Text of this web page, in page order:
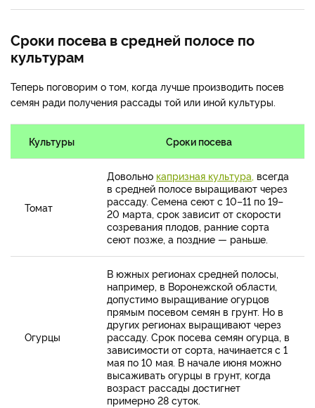
Сроки посева в средней полосе по
культурам
Теперь поговорим о том, когда лучше производить посев
семян ради получения рассады той или иной культуры.
Культуры Сроки посева
Томат
Довольно капризная культура, всегда
в средней полосе выращивают через
рассаду. Семена сеют с 10–11 по 19–
20 марта, срок зависит от скорости
созревания плодов, ранние сорта
сеют позже, а поздние — раньше.
Огурцы
В южных регионах средней полосы,
например, в Воронежской области,
допустимо выращивание огурцов
прямым посевом семян в грунт. Но в
других регионах выращивают через
рассаду. Срок посева семян огурца, в
зависимости от сорта, начинается с 1
мая по 10 мая. В начале июня можно
высаживать огурцы в грунт, когда
возраст рассады достигнет
примерно 28 суток.